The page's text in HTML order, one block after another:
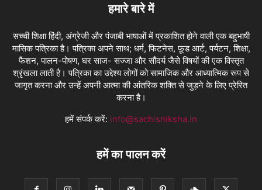
हमारे बारे में
सच्ची शिक्षा हिंदी, अंग्रेजी और पंजाबी भाषाओं में प्रकाशित होने वाली एक बहुभाषी
मासिक पत्रिका है। पत्रिका अपने साथ; धर्म, फिटनेस, फ़ूड आर्ट, पर्यटन, शिक्षा,
फैशन, पालन-पोषण, घर साज- सज्जा और सौंदर्य जैसे विषयों की एक विस्तृत
श्रृंखला लाती है। पत्रिका का उद्देश्य लोगों को सामाजिक और आध्यात्मिक रूप से
जागृत करना और उन्हें अपनी आत्मा की आंतरिक शक्ति से जुड़ने के लिए प्रेरित
करना है।
हमें संपर्क करें: info@sachishiksha.in
हमें का पालन करें